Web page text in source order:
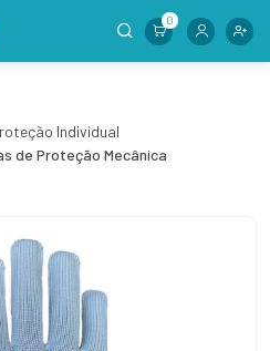
0
Individual
de Proteção Mecânica